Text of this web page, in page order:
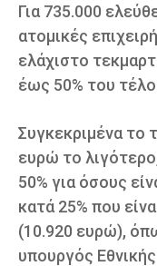
Για 735.000
ατομικές
ελάχιστο
έως 50% του
Συγκεκριμένα το
ευρώ το
50% για όσους
κατά 25% που
(10.920 ευρώ),
υπουργός